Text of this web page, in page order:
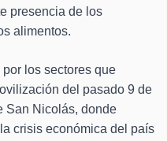
presencia de los
alimentos.
los sectores que
del pasado 9 de
San Nicolás, donde
crisis económica del país